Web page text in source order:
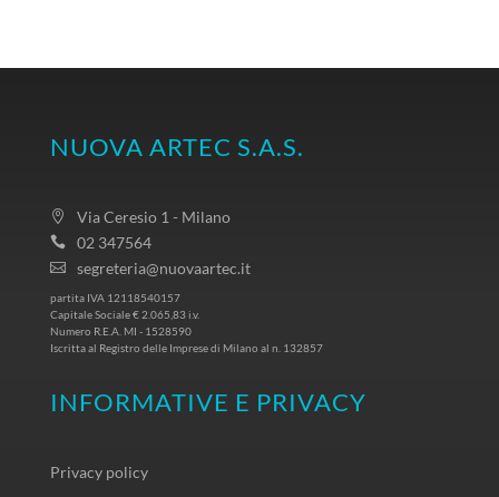
NUOVA ARTEC S.A.S.
Via Ceresio 1 - Milano
02 347564
segreteria@nuovaartec.it
partita IVA 12118540157
Capitale Sociale € 2.065,83 i.v.
Numero R.E.A. MI - 1528590
Iscritta al Registro delle Imprese di Milano al n. 132857
INFORMATIVE E PRIVACY
Privacy policy